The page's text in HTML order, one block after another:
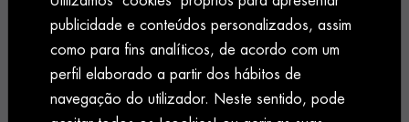
Tenho cartão
REGISTAR CARTÃO
Não tenho cartão
publicidade e conteúdos personalizados, assim
como para fins analíticos, de acordo com um
perfil elaborado a partir dos hábitos de
navegação do utilizador. Neste sentido, pode